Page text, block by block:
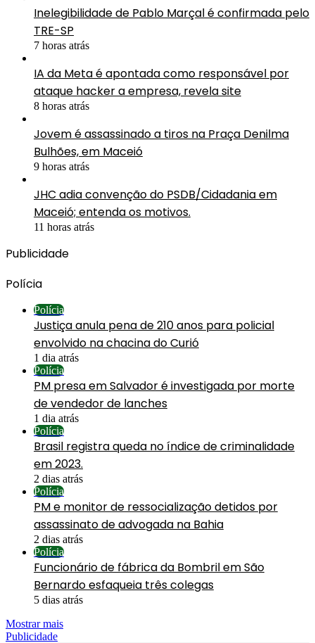
Inelegibilidade de Pablo Marçal é confirmada pelo
TRE-SP
7 horas atrás
IA da Meta é apontada como responsável por
ataque hacker a empresa, revela site
8 horas atrás
Jovem é assassinado a tiros na Praça Denilma
Bulhões, em Maceió
9 horas atrás
JHC adia convenção do PSDB/Cidadania em
Maceió; entenda os motivos.
11 horas atrás
Publicidade
Polícia
Polícia
Justiça anula pena de 210 anos para policial
envolvido na chacina do Curió
1 dia atrás
Polícia
PM presa em Salvador é investigada por morte
de vendedor de lanches
1 dia atrás
Polícia
Brasil registra queda no índice de criminalidade
em 2023.
2 dias atrás
Polícia
PM e monitor de ressocialização detidos por
assassinato de advogada na Bahia
2 dias atrás
Polícia
Funcionário de fábrica da Bombril em São
Bernardo esfaqueia três colegas
5 dias atrás
Mostrar mais
Publicidade